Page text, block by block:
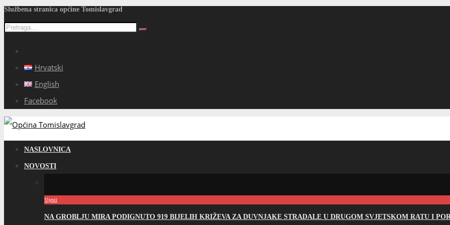
Službena stranica općine Tomislavgrad
Hrvatski
English
Facebook
NASLOVNICA
NOVOSTI
Vijesti
NA GROBLJU MIRA PODIGNUTO 919 BIJELIH KRIŽEVA ZA DUVNJAKE STRADALE U DRUGOM SVJETSKOM RATU I